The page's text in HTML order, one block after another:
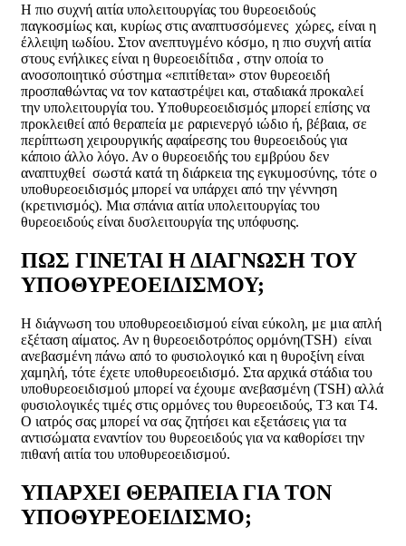
Η πιο συχνή αιτία υπολειτουργίας του θυρεοειδούς
παγκοσμίως και, κυρίως στις αναπτυσσόμενες χώρες, είναι η
έλλειψη ιωδίου. Στον ανεπτυγμένο κόσμο, η πιο συχνή αιτία
στους ενήλικες είναι η θυρεοειδίτιδα , στην οποία το
ανοσοποιητικό σύστημα «επιτίθεται» στον θυρεοειδή
προσπαθώντας να τον καταστρέψει και, σταδιακά προκαλεί
την υπολειτουργία του. Υποθυρεοειδισμός μπορεί επίσης να
προκλειθεί από θεραπεία με ραριενεργό ιώδιο ή, βέβαια, σε
περίπτωση χειρουργικής αφαίρεσης του θυρεοειδούς για
κάποιο άλλο λόγο. Αν ο θυρεοειδής του εμβρύου δεν
αναπτυχθεί σωστά κατά τη διάρκεια της εγκυμοσύνης, τότε ο
υποθυρεοειδισμός μπορεί να υπάρχει από την γέννηση
(κρετινισμός). Μια σπάνια αιτία υπολειτουργίας του
θυρεοειδούς είναι δυσλειτουργία της υπόφυσης.
ΠΩΣ ΓΙΝΕΤΑΙ Η ΔΙΑΓΝΩΣΗ ΤΟΥ
ΥΠΟΘΥΡΕΟΕΙΔΙΣΜΟΥ;
Η διάγνωση του υποθυρεοειδισμού είναι εύκολη, με μια απλή
εξέταση αίματος. Αν η θυρεοειδοτρόπος ορμόνη(TSH) είναι
ανεβασμένη πάνω από το φυσιολογικό και η θυροξίνη είναι
χαμηλή, τότε έχετε υποθυρεοειδισμό. Στα αρχικά στάδια του
υποθυρεοειδισμού μπορεί να έχουμε ανεβασμένη (TSH) αλλά
φυσιολογικές τιμές στις ορμόνες του θυρεοειδούς, Τ3 και Τ4.
Ο ιατρός σας μπορεί να σας ζητήσει και εξετάσεις για τα
αντισώματα εναντίον του θυρεοειδούς για να καθορίσει την
πιθανή αιτία του υποθυρεοειδισμού.
ΥΠΑΡΧΕΙ ΘΕΡΑΠΕΙΑ ΓΙΑ ΤΟΝ
ΥΠΟΘΥΡΕΟΕΙΔΙΣΜΟ;